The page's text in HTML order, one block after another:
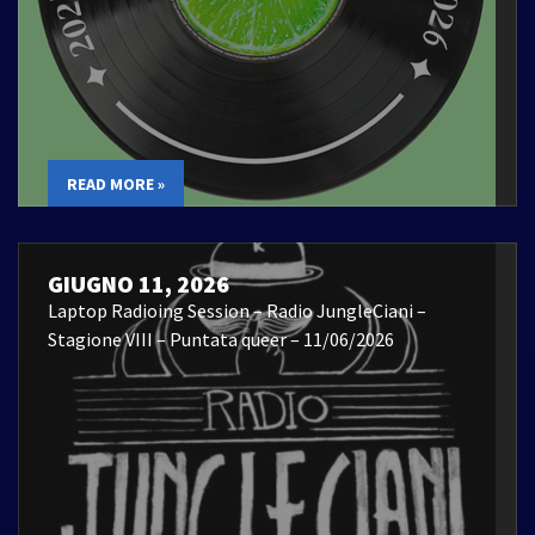
READ MORE »
GIUGNO 11, 2026
Laptop Radioing Session – Radio JungleCiani –
Stagione VIII – Puntata queer – 11/06/2026